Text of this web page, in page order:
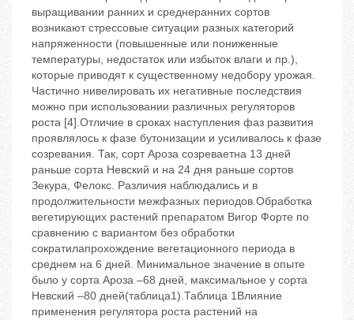
выращивании ранних и среднеранних сортов
возникают стрессовые ситуации разных категорий
напряженности (повышенные или пониженные
температуры, недостаток или избыток влаги и пр.),
которые приводят к существенному недобору урожая.
Частично нивелировать их негативные последствия
можно при использовании различных регуляторов
роста [4].Отличие в сроках наступления фаз развития
проявлялось к фазе бутонизации и усиливалось к фазе
созревания. Так, сорт Ароза созреваетна 13 дней
раньше сорта Невский и на 24 дня раньше сортов
Зекура, Фелокс. Различия наблюдались и в
продолжительности межфазных периодов.Обработка
вегетирующих растений препаратом Вигор Форте по
сравнению с вариантом без обработки
сократилапрохождение вегетационного периода в
среднем на 6 дней. Минимальное значение в опыте
было у сорта Ароза –68 дней, максимальное у сорта
Невский –80 дней(таблица1).Таблица 1Влияние
применения регулятора роста растений на